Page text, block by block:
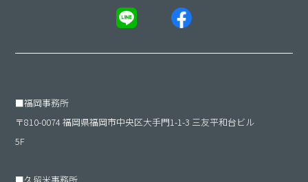
■福岡事務所
〒810-0074 福岡県福岡市中央区大手門1-1-3 三友平和台ビル
5F
■久留米事務所